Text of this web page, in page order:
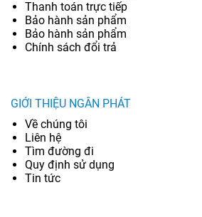
Thanh toán trực tiếp
Bảo hành sản phẩm
Bảo hành sản phẩm
Chính sách đổi trả
GIỚI THIỆU NGÂN PHÁT
Về chúng tôi
Liên hệ
Tìm đường đi
Quy định sử dụng
Tin tức